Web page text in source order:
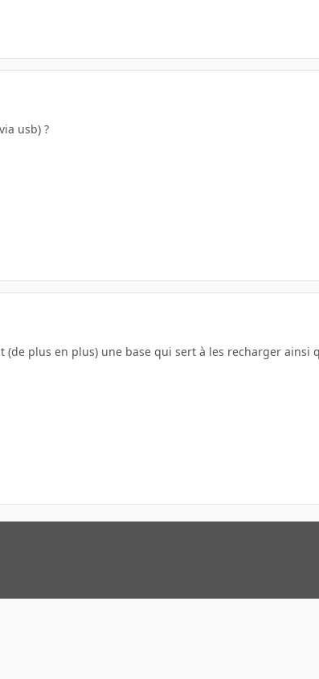
usb) ?
plus en plus) une base qui sert à les recharger ainsi